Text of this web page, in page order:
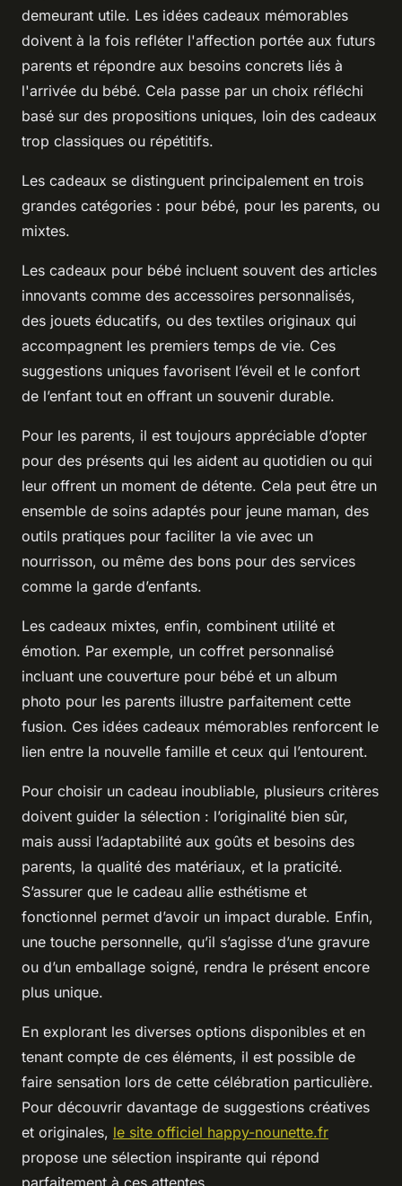
demeurant utile. Les idées cadeaux mémorables
doivent à la fois refléter l'affection portée aux futurs
parents et répondre aux besoins concrets liés à
l'arrivée du bébé. Cela passe par un choix réfléchi
basé sur des propositions uniques, loin des cadeaux
trop classiques ou répétitifs.
Les cadeaux se distinguent principalement en trois
grandes catégories : pour bébé, pour les parents, ou
mixtes.
Les cadeaux pour bébé incluent souvent des articles
innovants comme des accessoires personnalisés,
des jouets éducatifs, ou des textiles originaux qui
accompagnent les premiers temps de vie. Ces
suggestions uniques favorisent l’éveil et le confort
de l’enfant tout en offrant un souvenir durable.
Pour les parents, il est toujours appréciable d’opter
pour des présents qui les aident au quotidien ou qui
leur offrent un moment de détente. Cela peut être un
ensemble de soins adaptés pour jeune maman, des
outils pratiques pour faciliter la vie avec un
nourrisson, ou même des bons pour des services
comme la garde d’enfants.
Les cadeaux mixtes, enfin, combinent utilité et
émotion. Par exemple, un coffret personnalisé
incluant une couverture pour bébé et un album
photo pour les parents illustre parfaitement cette
fusion. Ces idées cadeaux mémorables renforcent le
lien entre la nouvelle famille et ceux qui l’entourent.
Pour choisir un cadeau inoubliable, plusieurs critères
doivent guider la sélection : l’originalité bien sûr,
mais aussi l’adaptabilité aux goûts et besoins des
parents, la qualité des matériaux, et la praticité.
S’assurer que le cadeau allie esthétisme et
fonctionnel permet d’avoir un impact durable. Enfin,
une touche personnelle, qu’il s’agisse d’une gravure
ou d’un emballage soigné, rendra le présent encore
plus unique.
En explorant les diverses options disponibles et en
tenant compte de ces éléments, il est possible de
faire sensation lors de cette célébration particulière.
Pour découvrir davantage de suggestions créatives
et originales, le site officiel happy-nounette.fr
propose une sélection inspirante qui répond
parfaitement à ces attentes.